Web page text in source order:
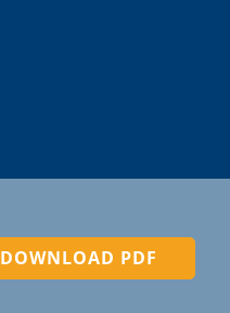
DOWNLOAD PDF